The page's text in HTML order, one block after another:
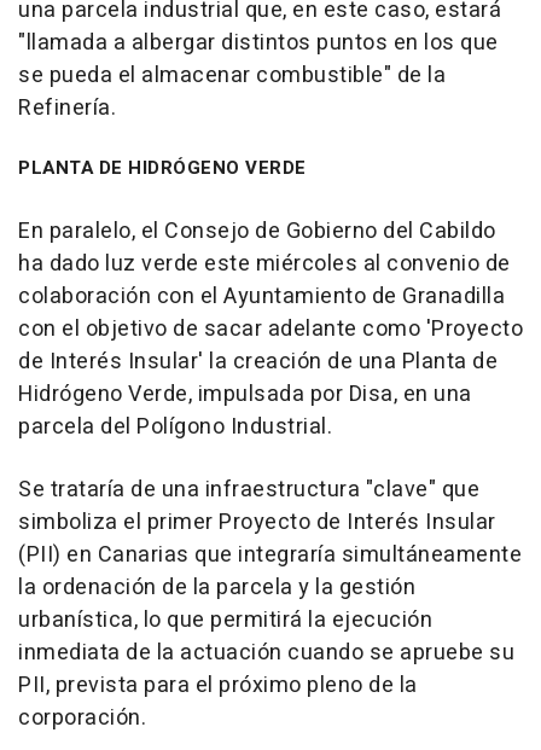
una parcela industrial que, en este caso, estará
"llamada a albergar distintos puntos en los que
se pueda el almacenar combustible" de la
Refinería.
PLANTA DE HIDRÓGENO VERDE
En paralelo, el Consejo de Gobierno del Cabildo
ha dado luz verde este miércoles al convenio de
colaboración con el Ayuntamiento de Granadilla
con el objetivo de sacar adelante como 'Proyecto
de Interés Insular' la creación de una Planta de
Hidrógeno Verde, impulsada por Disa, en una
parcela del Polígono Industrial.
Se trataría de una infraestructura "clave" que
simboliza el primer Proyecto de Interés Insular
(PII) en Canarias que integraría simultáneamente
la ordenación de la parcela y la gestión
urbanística, lo que permitirá la ejecución
inmediata de la actuación cuando se apruebe su
PII, prevista para el próximo pleno de la
corporación.